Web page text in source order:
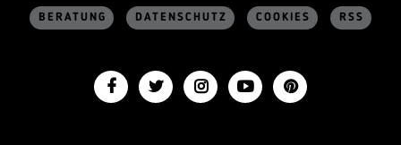
BERATUNG DATENSCHUTZ COOKIES RSS